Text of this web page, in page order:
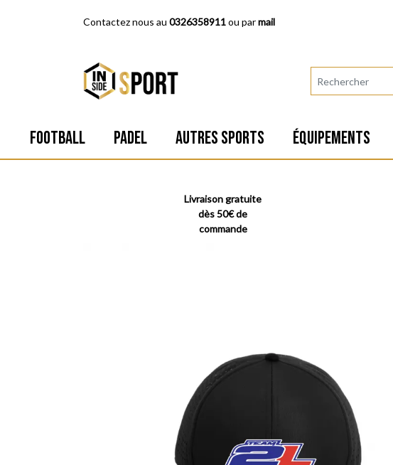
Contactez nous au 0326358911ou parmail
FOOTBALL PADEL AUTRES SPORTS ÉQUIPEMENTS
Livraison gratuite
dès 50€ de
commande